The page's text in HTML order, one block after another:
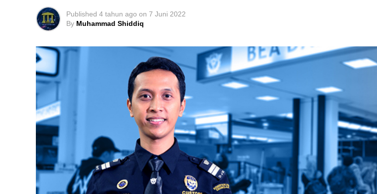
Published 4 tahun ago on 7 Juni 2022
By Muhammad Shiddiq